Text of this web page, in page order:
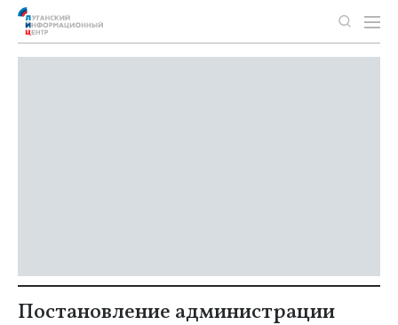
Постановление администрации